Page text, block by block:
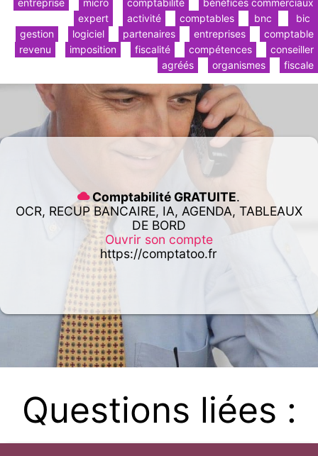
bénéfices commerciaux
comptabilité
micro
entreprise
bic
bnc
comptables
activité
expert
comptable
entreprises
partenaires
logiciel
gestion
conseiller
compétences
fiscalité
imposition
revenu
fiscale
organismes
agréés
Comptabilité GRATUITE.
OCR, RECUP BANCAIRE, IA, AGENDA, TABLEAUX
DE BORD
Ouvrir son compte
https://comptatoo.fr
Questions liées :